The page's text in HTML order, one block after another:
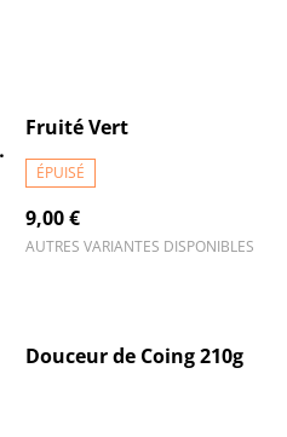
Fruité Vert
ÉPUISÉ
9,00 €
AUTRES VARIANTES DISPONIBLES
%
Douceur de Coing 210g